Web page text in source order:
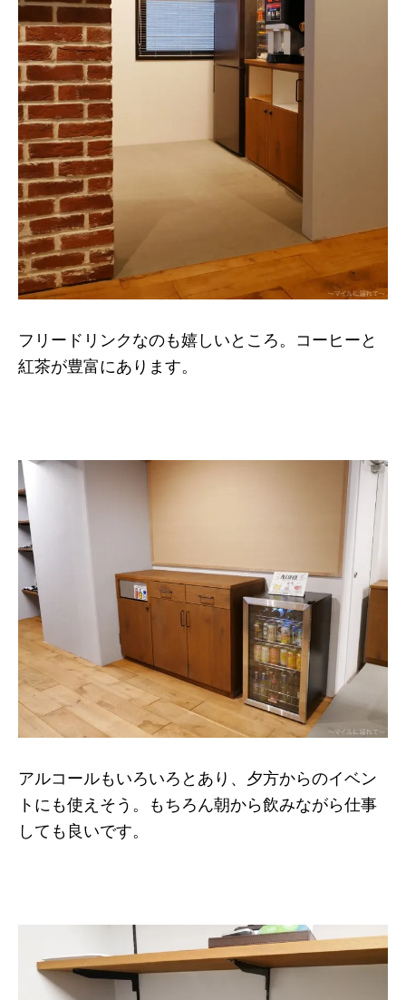
フリードリンクなのも嬉しいところ。コーヒーと
紅茶が豊富にあります。
アルコールもいろいろとあり、夕方からのイベン
トにも使えそう。もちろん朝から飲みながら仕事
しても良いです。